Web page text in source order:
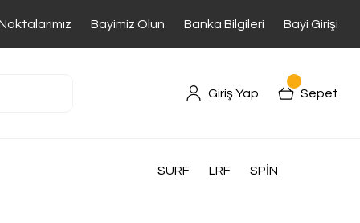
Bayimiz Olun Banka Bilgileri Bayi Girişi
Giriş Yap Sepet
SURF LRF SPİN